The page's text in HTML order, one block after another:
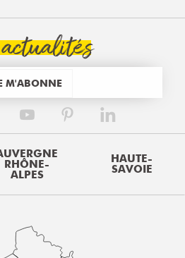
M'ABONNE
RHÔNE-
ALPES
HAUTE-
SAVOIE